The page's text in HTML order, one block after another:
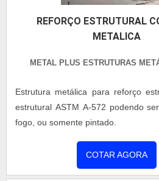
REFORÇO ESTRUTURAL
METALICA
METAL PLUS ESTRUTURAS
Estrutura metálica para reforço
estrutural ASTM A-572 podendo
fogo, ou somente pintado.
COTAR AGORA